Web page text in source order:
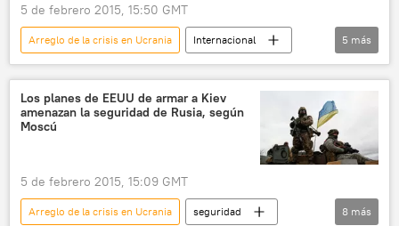
5 de febrero 2015, 15:50 GMT
Arreglo de la crisis en Ucrania
Internacional
América del Norte
EEUU
Ucrania
John Kerry
noticias
5 más
Los planes de EEUU de armar a Kiev
amenazan la seguridad de Rusia, según
Moscú
5 de febrero 2015, 15:09 GMT
Arreglo de la crisis en Ucrania
seguridad
8 más